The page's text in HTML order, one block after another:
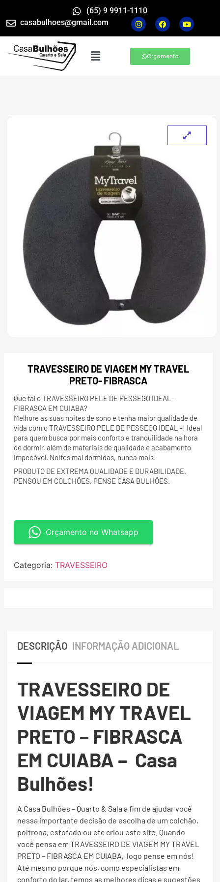
(65) 9 9911-1110
casabulhoes@gmail.com
Orçamento
TRAVESSEIRO DE VIAGEM MY TRAVEL
PRETO- FIBRASCA
Que tal o TRAVESSEIRO PELE DE PESSEGO IDEAL-
FIBRASCA EM CUIABA?
Melhore as suas noites de sono e tenha maior qualidade de
vida com o TRAVESSEIRO PELE DE PESSEGO IDEAL -! Ideal
para quem busca por mais conforto e tranquilidade na hora
de dormir, além de materiais de qualidade e acabamento
impecável. Noites mal dormidas, nunca mais!
PRODUTO DE EXTREMA QUALIDADE E DURABILIDADE.
PENSOU EM COLCHÕES, PENSE CASA BULHÕES.
Orçamento no Whatsapp
Categoria: TRAVESSEIRO
DESCRIÇÃO INFORMAÇÃO ADICIONAL
TRAVESSEIRO DE
VIAGEM MY TRAVEL
PRETO – FIBRASCA
EM CUIABA – Casa
Bulhões!
A Casa Bulhões – Quarto & Sala a fim de ajudar você
nessa importante decisão de escolha de um colchão,
poltrona, estofado ou etc criou este site. Quando
você pensa em TRAVESSEIRO DE VIAGEM MY TRAVEL
PRETO – FIBRASCA EM CUIABA, logo pense em nós!
Até mesmo porque nós, como especialistas em
conforto do lar, temos as melhores dicas e sugestões.